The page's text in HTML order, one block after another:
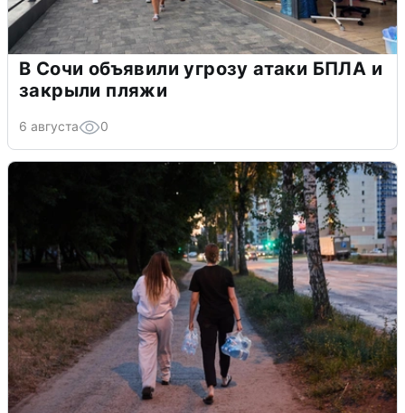
В Сочи объявили угрозу атаки БПЛА и
закрыли пляжи
6 августа 0